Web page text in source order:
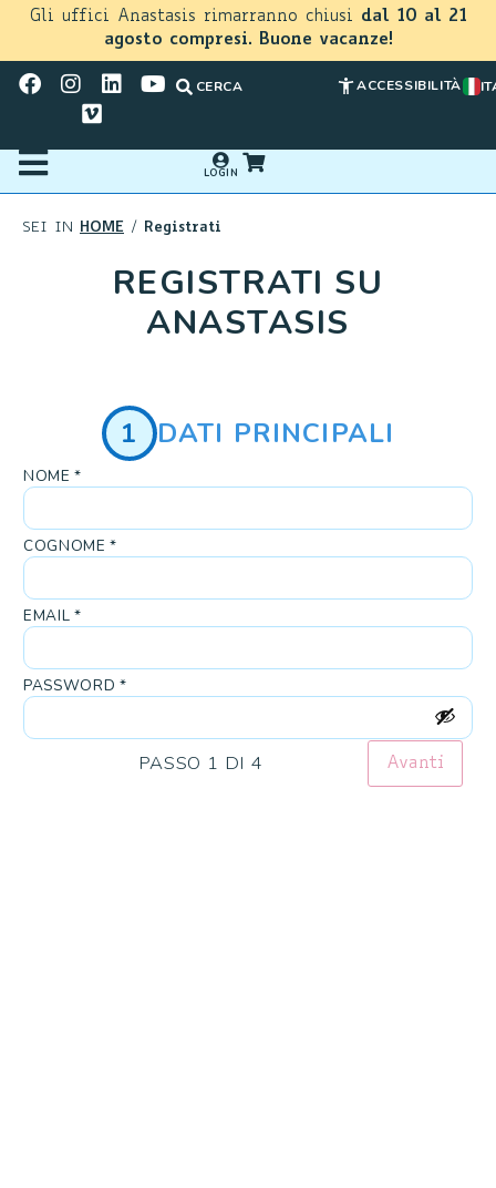
Gli uffici Anastasis rimarranno chiusi dal 10 al 21
agosto compresi. Buone vacanze!
CERCA ACCESSIBILITÀ
LOGIN
SEI IN HOME / Registrati
REGISTRATI SU
ANASTASIS
1 DATI PRINCIPALI
NOME *
COGNOME *
EMAIL *
PASSWORD *
PASSO 1 DI 4 Avanti